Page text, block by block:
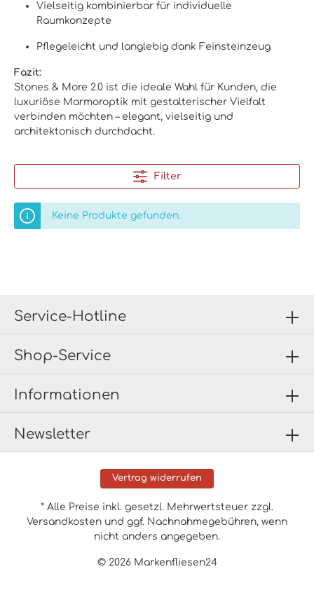
Vielseitig kombinierbar für individuelle
Raumkonzepte
Pflegeleicht und langlebig dank Feinsteinzeug
Fazit:
Stones & More 2.0 ist die ideale Wahl für Kunden, die
luxuriöse Marmoroptik mit gestalterischer Vielfalt
verbinden möchten – elegant, vielseitig und
architektonisch durchdacht.
Filter
Keine Produkte gefunden.
Newsletter
Service-Hotline
Shop-Service
Informationen
Vertrag widerrufen
© 2026 Markenfliesen24
* Alle Preise inkl. gesetzl. Mehrwertsteuer zzgl.
Versandkosten und ggf. Nachnahmegebühren, wenn
nicht anders angegeben.